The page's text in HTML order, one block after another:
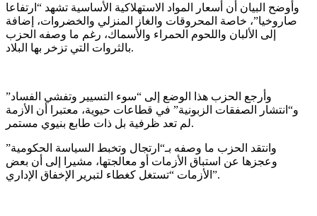
وأوضح البيان أن أسعار المواد الاستهلاكية الأساسية تشهد “ارتفاعا
صاروخيا”، خاصة المحروقات والغاز المنزلي والخضروات، إضافة
إلى الألبان واللحوم الحمراء والأسماك، رغم ما وصفه الحزب
بالثروات التي تزخر بها البلاد.
وأرجع الحزب هذا الوضع إلى “سوء التسيير وتفشي الفساد”
و“انتشار الصفقات الزبونية” في قطاعات حيوية، معتبرا أن الأزمة
لم تعد ظرفية بل ذات طابع بنيوي مستمر.
وانتقد الحزب ما وصفه بـ“ارتجال وتخبط السياسة الحكومية”
وعجزها عن استباق الأزمات أو معالجتها، مشيرا إلى أن بعض
الأزمات “تستغل كغطاء لتبرير الإخفاق الإداري”.